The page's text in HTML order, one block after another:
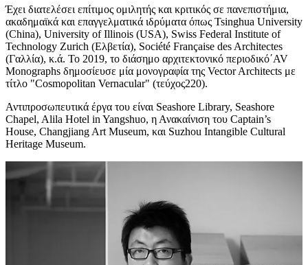
Έχει διατελέσει επίτιμος ομιλητής και κριτικός σε πανεπιστήμια,
ακαδημαϊκά και επαγγελματικά ιδρύματα όπως Tsinghua University
(China), University of Illinois (USA), Swiss Federal Institute of
Technology Zurich (Ελβετία), Société Française des Architectes
(Γαλλία), κ.ά. Το 2019, το διάσημο αρχιτεκτονικό περιοδικό΄AV
Monographs δημοσίευσε μία μονογραφία της Vector Architects με
τίτλο "Cosmopolitan Vernacular" (τεύχος220).
Αντιπροσωπευτικά έργα του είναι Seashore Library, Seashore
Chapel, Alila Hotel in Yangshuo, η Ανακαίνιση του Captain’s
House, Changjiang Art Museum, και Suzhou Intangible Cultural
Heritage Museum.